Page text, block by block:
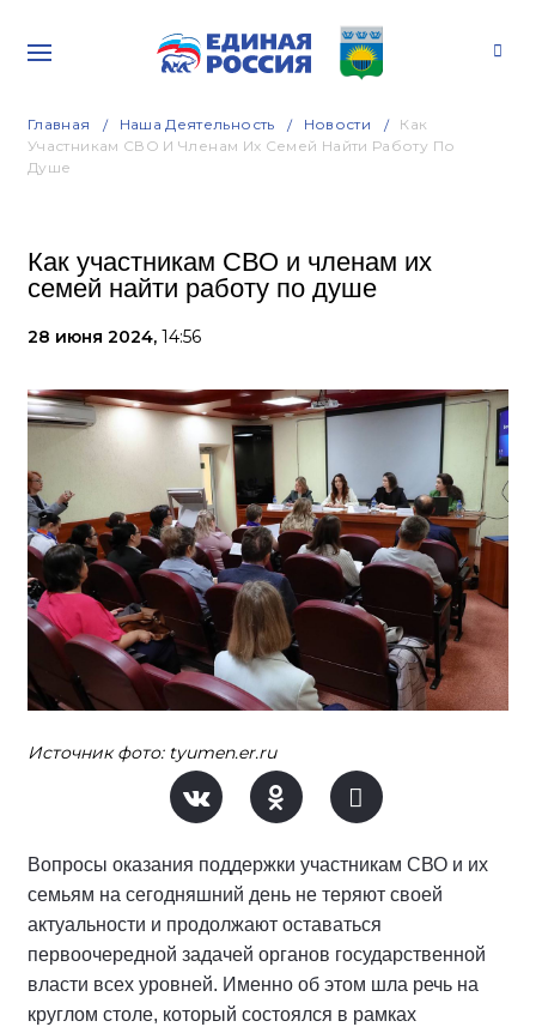
Главная Наша Деятельность Новости
Как
Участникам СВО И Членам Их Семей Найти Работу По
Душе
Как участникам СВО и членам их
семей найти работу по душе
28 июня 2024, 14:56
Источник фото: tyumen.er.ru
Вопросы оказания поддержки участникам СВО и их
семьям на сегодняшний день не теряют своей
актуальности и продолжают оставаться
первоочередной задачей органов государственной
власти всех уровней. Именно об этом шла речь на
круглом столе, который состоялся в рамках